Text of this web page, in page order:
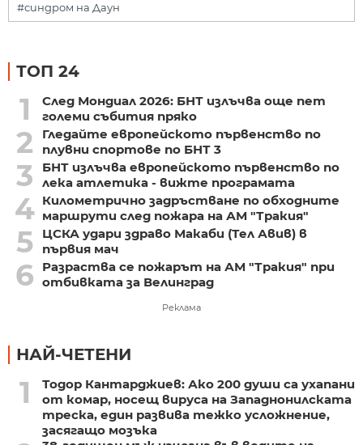
#синдром на Даун
ТОП 24
1
След Мондиал 2026: БНТ излъчва още пет
големи събития пряко
2
Гледайте европейското първенство по
плувни спортове по БНТ 3
3
БНТ излъчва европейското първенство по
лека атлетика - вижте програмата
4 Километрично задръстване по обходните
маршрути след пожара на АМ "Тракия"
5
ЦСКА удари здраво Макаби (Тел Авив) в
първия мач
6
Разраства се пожарът на АМ "Тракия" при
отбивката за Велинград
Реклама
НАЙ-ЧЕТЕНИ
1
Тодор Кантарджиев: Ако 200 души са ухапани
от комар, носещ вируса на Западнонилската
треска, един развива тежко усложнение,
засягащо мозъка